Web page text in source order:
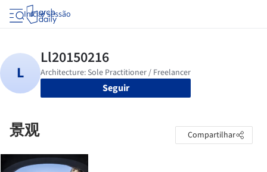
Iniciar sessão
Seguir
景观 Compartilhar